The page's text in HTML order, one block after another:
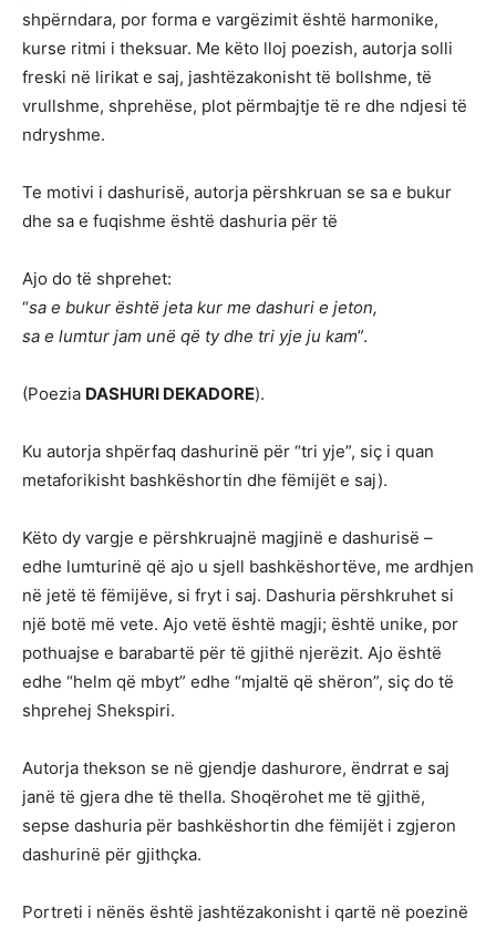
shpërndara, por forma e vargëzimit është harmonike,
kurse ritmi i theksuar. Me këto lloj poezish, autorja solli
freski në lirikat e saj, jashtëzakonisht të bollshme, të
vrullshme, shprehëse, plot përmbajtje të re dhe ndjesi të
ndryshme.
Te motivi i dashurisë, autorja përshkruan se sa e bukur
dhe sa e fuqishme është dashuria për të
Ajo do të shprehet:
“sa e bukur është jeta kur me dashuri e jeton,
sa e lumtur jam unë që ty dhe tri yje ju kam”.
(Poezia DASHURI DEKADORE).
Ku autorja shpërfaq dashurinë për “tri yje”, siç i quan
metaforikisht bashkëshortin dhe fëmijët e saj).
Këto dy vargje e përshkruajnë magjinë e dashurisë –
edhe lumturinë që ajo u sjell bashkëshortëve, me ardhjen
në jetë të fëmijëve, si fryt i saj. Dashuria përshkruhet si
një botë më vete. Ajo vetë është magji; është unike, por
pothuajse e barabartë për të gjithë njerëzit. Ajo është
edhe “helm që mbyt” edhe “mjaltë që shëron”, siç do të
shprehej Shekspiri.
Autorja thekson se në gjendje dashurore, ëndrrat e saj
janë të gjera dhe të thella. Shoqërohet me të gjithë,
sepse dashuria për bashkëshortin dhe fëmijët i zgjeron
dashurinë për gjithçka.
Portreti i nënës është jashtëzakonisht i qartë në poezinë